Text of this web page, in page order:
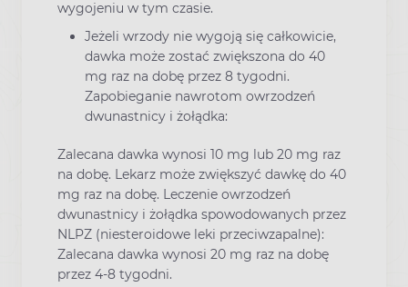
wygojeniu w tym czasie.
Jeżeli wrzody nie wygoją się całkowicie,
dawka może zostać zwiększona do 40
mg raz na dobę przez 8 tygodni.
Zapobieganie nawrotom owrzodzeń
dwunastnicy i żołądka:
Zalecana dawka wynosi 10 mg lub 20 mg raz
na dobę. Lekarz może zwiększyć dawkę do 40
mg raz na dobę. Leczenie owrzodzeń
dwunastnicy i żołądka spowodowanych przez
NLPZ (niesteroidowe leki przeciwzapalne):
Zalecana dawka wynosi 20 mg raz na dobę
przez 4-8 tygodni.